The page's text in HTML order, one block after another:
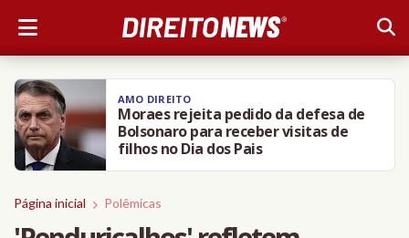
AMO DIREITO
Moraes rejeita pedido da defesa de
Bolsonaro para receber visitas de
filhos no Dia dos Pais
Página inicial Polêmicas